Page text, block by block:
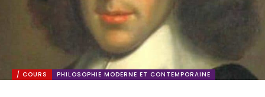
/ COURS PHILOSOPHIE MODERNE ET CONTEMPORAINE